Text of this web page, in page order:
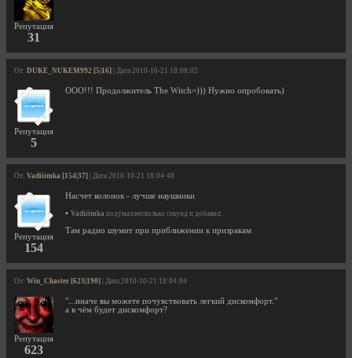
Репутация
31
От: DUKE_NUKEM992 [5|16] | Дата 2010-10-21 18:08:02
Репутация
5
ООО!!! Продолжитель The Witch=))) Нужно опробовать)
От: Vadiiimka [154|37] | Дата 2010-10-21 18:04:48
Репутация
154
Насчет колонок - лучше наушники
• Vadiiimka подумал несколько секунд и добавил:
Там радио шумит при приближении к призракам
От: Win_Chaster [623|190] | Дата 2010-10-21 18:04:04
Репутация
623
"...иначе вы можете почувствовать легкий дискомфорт."
а в чём будет дискомфорт?